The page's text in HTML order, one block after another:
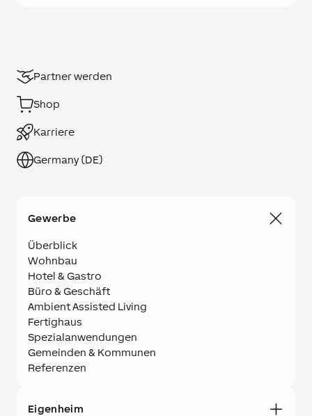
Partner werden
Shop
Karriere
Germany (DE)
Gewerbe
Überblick
Wohnbau
Hotel & Gastro
Büro & Geschäft
Ambient Assisted Living
Fertighaus
Spezialanwendungen
Gemeinden & Kommunen
Referenzen
Eigenheim